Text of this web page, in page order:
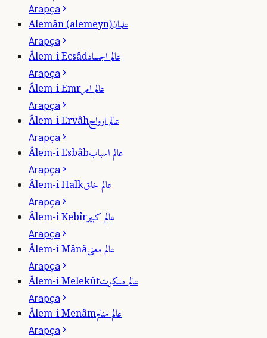
Arapça
Alemân (alemeyn)علمان
Arapça
Âlem-i Ecsâdعالم اجساد
Arapça
Âlem-i Emrعالم امر
Arapça
Âlem-i Ervâhعالم ارواح
Arapça
Âlem-i Esbâbعالم اسباب
Arapça
Âlem-i Halkعالم خلق
Arapça
Âlem-i Kebîrعالم كبير
Arapça
Âlem-i Mânâعالم معنى
Arapça
Âlem-i Melekûtعالم ملكوت
Arapça
Âlem-i Menâmعالم منام
Arapça